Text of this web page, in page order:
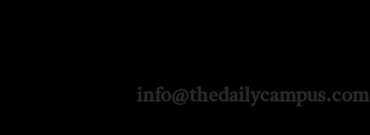
info@thedailycampus.com